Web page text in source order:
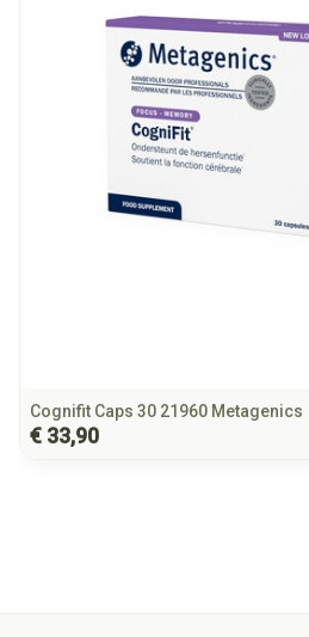
Cognifit Caps 30 21960 Metagenics
€ 33,90